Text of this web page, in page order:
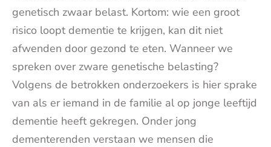
genetisch zwaar belast. Kortom: wie een groot
risico loopt dementie te krijgen, kan dit niet
afwenden door gezond te eten. Wanneer we
spreken over zware genetische belasting?
Volgens de betrokken onderzoekers is hier sprake
van als er iemand in de familie al op jonge leeftijd
dementie heeft gekregen. Onder jong
dementerenden verstaan we mensen die